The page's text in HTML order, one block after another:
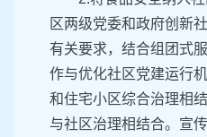
区两级党委和政府创新
有关要求，结合组团式
作与优化社区党建运行
和住宅小区综合治理相
与社区治理相结合。宣